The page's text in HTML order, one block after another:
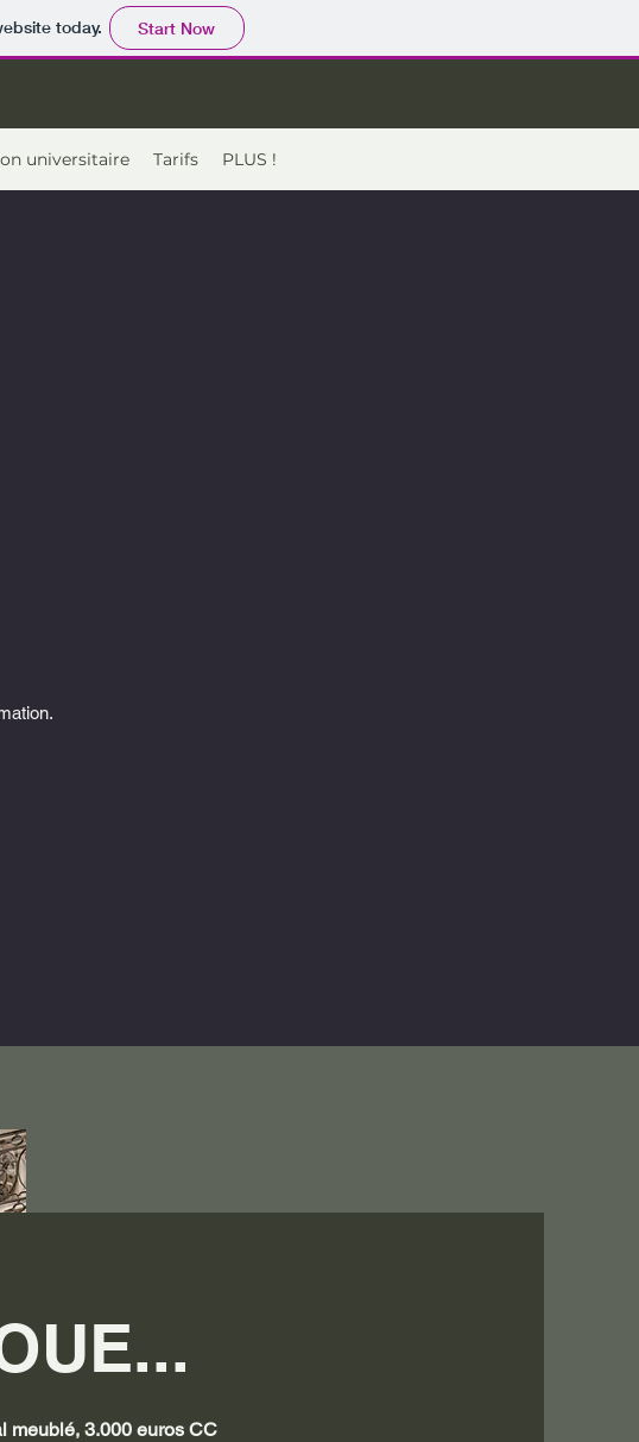
today. Start Now
universitaire Tarifs PLUS !
meublé, 3.000 euros CC